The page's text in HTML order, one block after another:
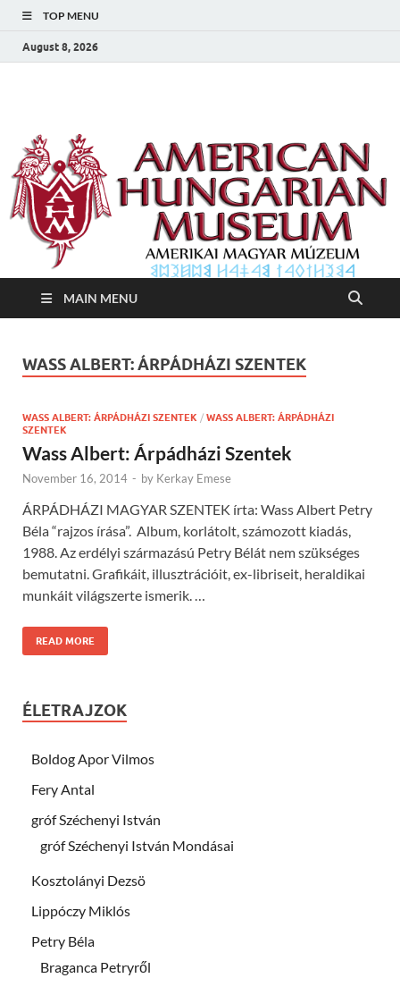
TOP MENU
August 8, 2026
Amerikai Magyar
Múzeum
MAIN MENU
WASS ALBERT: ÁRPÁDHÁZI SZENTEK
WASS ALBERT: ÁRPÁDHÁZI SZENTEK / WASS ALBERT: ÁRPÁDHÁZI
SZENTEK
Wass Albert: Árpádházi Szentek
November 16, 2014 - by Kerkay Emese
ÁRPÁDHÁZI MAGYAR SZENTEK írta: Wass Albert Petry
Béla “rajzos írása”. Album, korlátolt, számozott kiadás,
1988. Az erdélyi származású Petry Bélát nem szükséges
bemutatni. Grafikáit, illusztrációit, ex-libriseit, heraldikai
munkáit világszerte ismerik. …
READ MORE
ÉLETRAJZOK
Boldog Apor Vilmos
Fery Antal
gróf Széchenyi István
gróf Széchenyi István Mondásai
Kosztolányi Dezsö
Lippóczy Miklós
Petry Béla
Braganca Petryről